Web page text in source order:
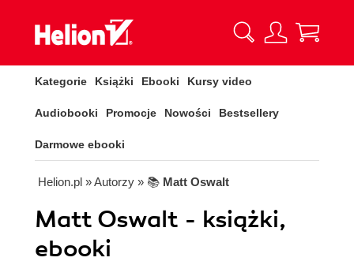
Kategorie Książki Ebooki Kursy video
Audiobooki Promocje Nowości Bestsellery
Darmowe ebooki
Helion.pl » Autorzy » 📚 Matt Oswalt
Matt Oswalt - książki,
ebooki